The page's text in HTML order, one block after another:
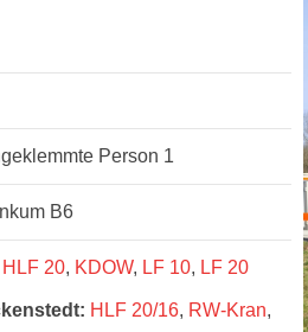
Person 1
B6
HLF 20, KDOW, LF 10, LF 20
HLF 20/16, RW-Kran,